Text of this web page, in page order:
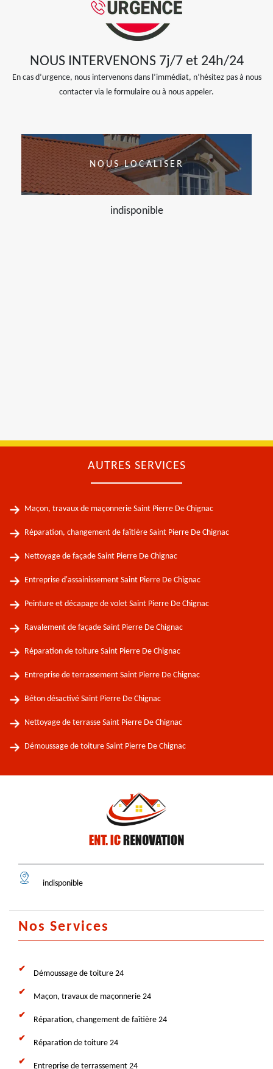
NOUS INTERVENONS 7j/7 et 24h/24
En cas d’urgence, nous intervenons dans l’immédiat, n’hésitez pas à nous
contacter via le formulaire ou à nous appeler.
NOUS LOCALISER
indisponible
AUTRES SERVICES
Maçon, travaux de maçonnerie Saint Pierre De Chignac
Réparation, changement de faîtière Saint Pierre De Chignac
Nettoyage de façade Saint Pierre De Chignac
Entreprise d'assainissement Saint Pierre De Chignac
Peinture et décapage de volet Saint Pierre De Chignac
Ravalement de façade Saint Pierre De Chignac
Réparation de toiture Saint Pierre De Chignac
Entreprise de terrassement Saint Pierre De Chignac
Béton désactivé Saint Pierre De Chignac
Nettoyage de terrasse Saint Pierre De Chignac
Démoussage de toiture Saint Pierre De Chignac
indisponible
Nos Services
Démoussage de toiture 24
Maçon, travaux de maçonnerie 24
Réparation, changement de faîtière 24
Réparation de toiture 24
Entreprise de terrassement 24